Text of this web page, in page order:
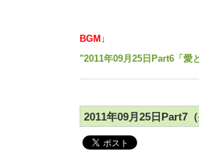
BGM↓
"2011年09月25日Part6「愛
2011年09月25日Part7